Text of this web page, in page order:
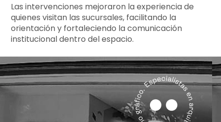
Las intervenciones mejoraron la experiencia de
quienes visitan las sucursales, facilitando la
orientación y fortaleciendo la comunicación
institucional dentro del espacio.